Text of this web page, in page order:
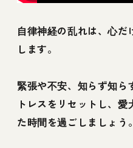
自律神経の乱れは、心
します。
緊張や不安、知らず知ら
トレスをリセットし、
た時間を過ごしましょう。